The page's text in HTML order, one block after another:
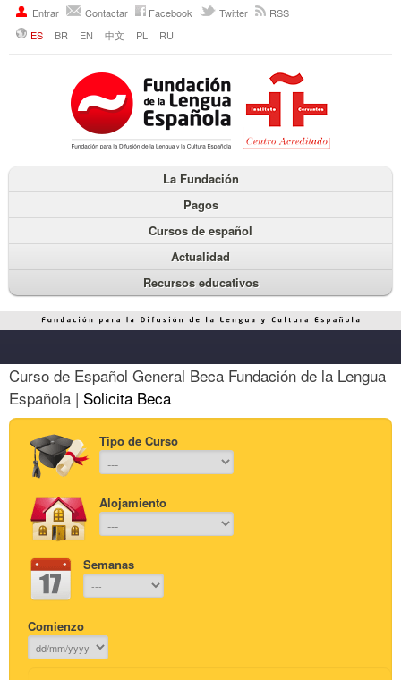
Entrar Contactar Facebook Twitter
RSS
ES
BR EN 中文 PL RU
La Fundación
Pagos
Cursos de español
Actualidad
Recursos educativos
Curso de Español General Beca Fundación de la Lengua
Española | Solicita Beca
Tipo de Curso
Alojamiento
Semanas
Comienzo